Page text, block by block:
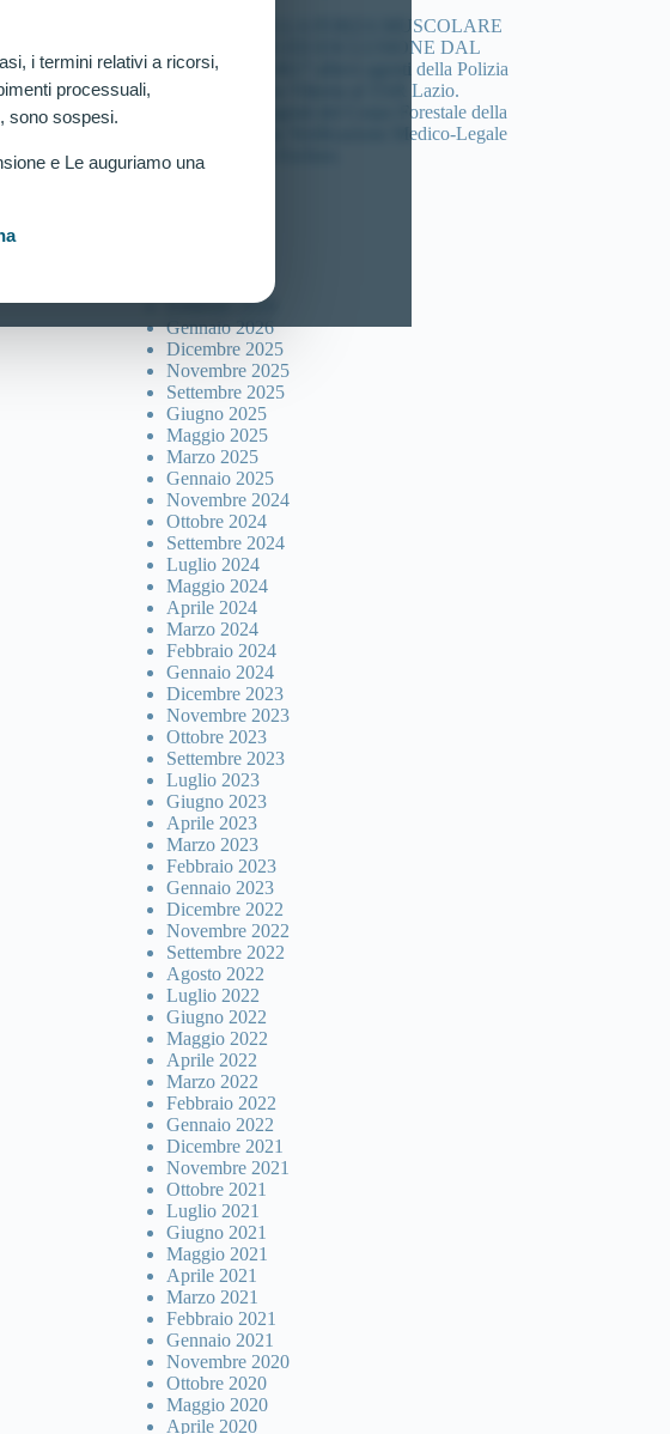
i termini relativi a ricorsi,
processuali,
sono sospesi.
e Le auguriamo una
DEFICIT DELLA FORZA MUSCOLARE
(HANDGRIP) ED ESCLUSIONE DAL
Concorso per 4617 allievi agenti della Polizia
di Stato: Nuova Vittoria al TAR Lazio.
Concorso 46 agenti del Corpo Forestale della
sicilia: Ottenuta Verificazione Medico-Legale
per Candidato Escluso.
Febbraio 2026
Gennaio 2026
Dicembre 2025
Novembre 2025
Settembre 2025
Giugno 2025
Maggio 2025
Marzo 2025
Gennaio 2025
Novembre 2024
Ottobre 2024
Settembre 2024
Luglio 2024
Maggio 2024
Aprile 2024
Marzo 2024
Febbraio 2024
Gennaio 2024
Dicembre 2023
Novembre 2023
Ottobre 2023
Settembre 2023
Luglio 2023
Giugno 2023
Aprile 2023
Marzo 2023
Febbraio 2023
Gennaio 2023
Dicembre 2022
Novembre 2022
Settembre 2022
Agosto 2022
Luglio 2022
Giugno 2022
Maggio 2022
Aprile 2022
Marzo 2022
Febbraio 2022
Gennaio 2022
Dicembre 2021
Novembre 2021
Ottobre 2021
Luglio 2021
Giugno 2021
Maggio 2021
Aprile 2021
Marzo 2021
Febbraio 2021
Gennaio 2021
Novembre 2020
Ottobre 2020
Maggio 2020
Aprile 2020